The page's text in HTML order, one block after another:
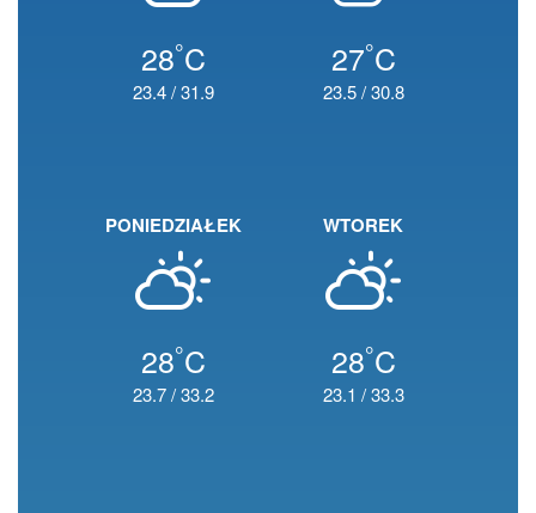
28°C
23.4/31.9
27°C
23.5/30.8
PONIEDZIAŁEK
28°C
23.7/33.2
WTOREK
28°C
23.1 /33.3